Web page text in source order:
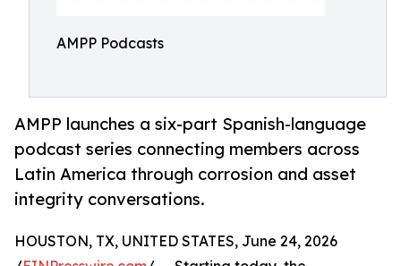
AMPP Podcasts
AMPP launches a six-part Spanish-language
podcast series connecting members across
Latin America through corrosion and asset
integrity conversations.
HOUSTON, TX, UNITED STATES, June 24, 2026